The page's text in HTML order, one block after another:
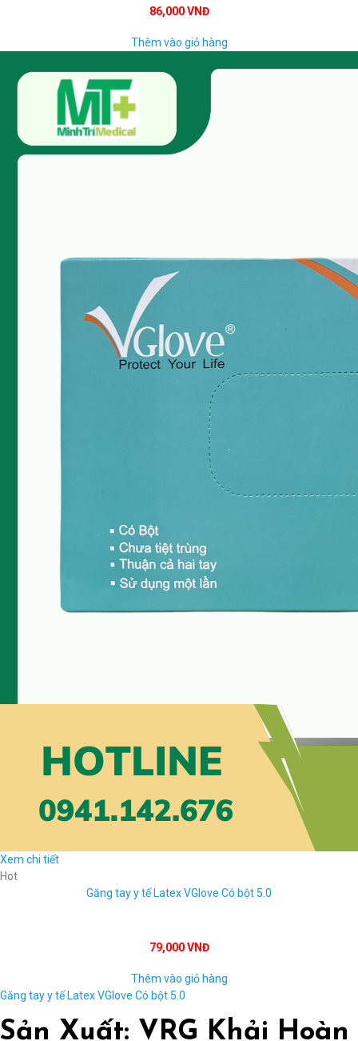
86,000 VNĐ
Thêm vào giỏ hàng
Xem chi tiết
Hot
Găng tay y tế Latex VGlove Có bột 5.0
79,000 VNĐ
Thêm vào giỏ hàng
Găng tay y tế Latex VGlove Có bột 5.0
Sản Xuất: VRG Khải Hoàn